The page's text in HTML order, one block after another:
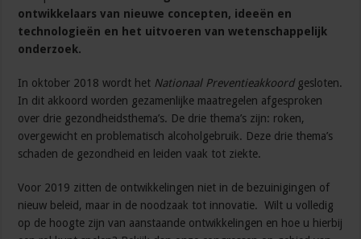
ontwikkelaars van nieuwe concepten, ideeën en
technologieën en het uitvoeren van wetenschappelijk
onderzoek.
In oktober 2018 wordt het Nationaal Preventieakkoordgesloten.
In dit akkoord worden gezamenlijke maatregelen afgesproken
over drie gezondheidsthema’s. De drie thema’s zijn: roken,
overgewicht en problematisch alcoholgebruik. Deze drie thema’s
schaden de gezondheid en leiden vaak tot ziekte.
Voor 2019 zitten de ontwikkelingen niet in de bezuinigingen of
nieuw beleid, maar in de noodzaak tot innovatie. Wilt u volledig
op de hoogte zijn van aanstaande ontwikkelingen en hoe u hierbij